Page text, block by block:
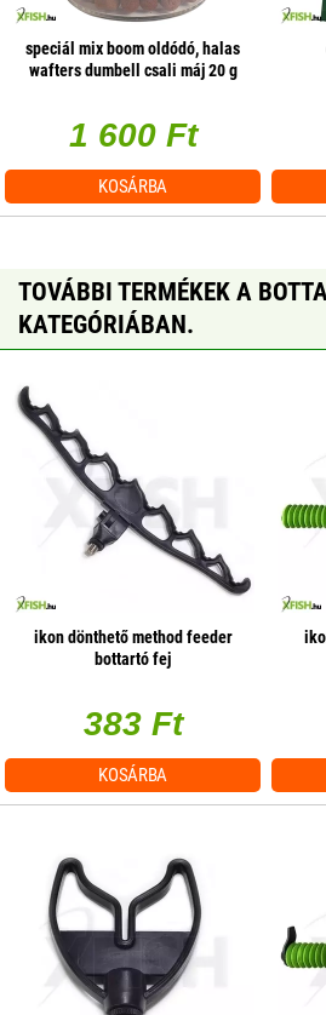
speciál mix boom oldódó, halas
wafters dumbell csali máj 20 g
1 600 Ft
KOSÁRBA
TOVÁBBI TERMÉKEK A
KATEGÓRIÁBAN.
ikon dönthető method feeder
bottartó fej
383 Ft
KOSÁRBA